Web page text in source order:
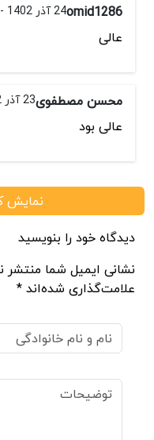
omid128624 آذر 1402 - 12:41
عالی
محسن مصطفوی23 آذر 1402 - 23:26
عالی بود
نمایش
دیدگاه خود را بنویسید
نشانی ایمیل شما
علامت‌گذاری شده‌اند *